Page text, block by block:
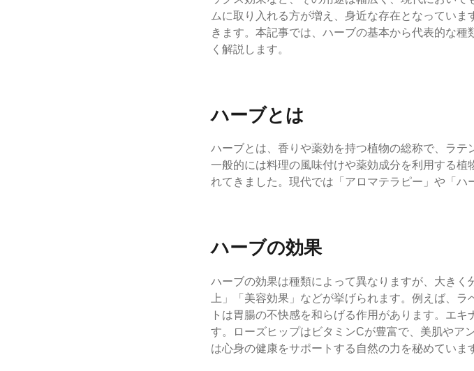
ムに取り入れる方が増え、身近な存在となってい
きます。本記事では、ハーブの基本から代表的な
く解説します。
ハーブとは
ハーブとは、香りや薬効を持つ植物の総称で、ラテ
一般的には料理の風味付けや薬効成分を利用する
れてきました。現代では「アロマテラピー」や「ハ
ハーブの効果
ハーブの効果は種類によって異なりますが、大き
上」「美容効果」などが挙げられます。例えば、
トは胃腸の不快感を和らげる作用があります。エ
す。ローズヒップはビタミンCが豊富で、美肌やア
は心身の健康をサポートする自然の力を秘めていま